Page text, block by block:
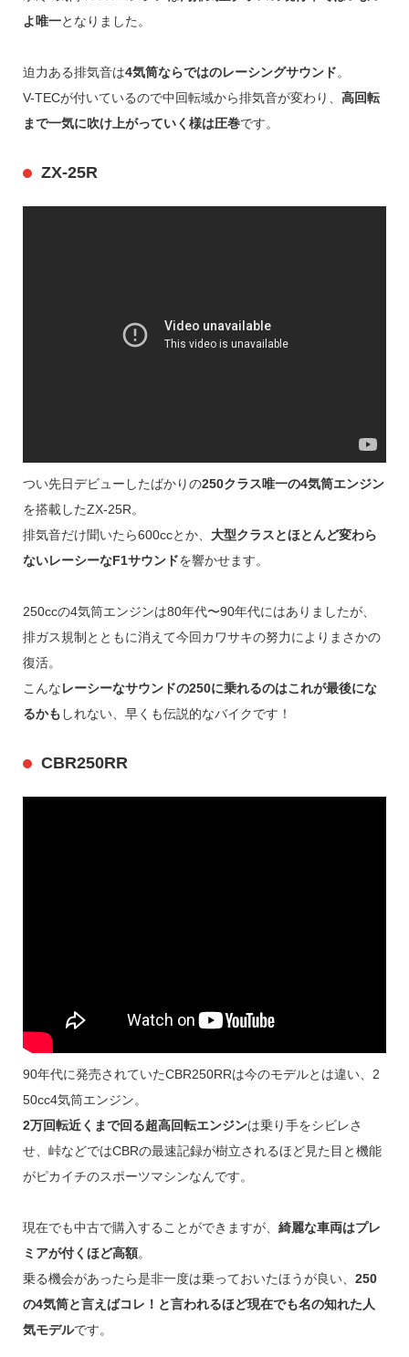
よ唯一となりました。
迫力ある排気音は4気筒ならではのレーシングサウンド。
V-TECが付いているので中回転域から排気音が変わり、 高回転
まで一気に吹け上がっていく様は圧巻です。
ZX-25R
つい先日デビューしたばかりの250クラス唯一の4気筒エンジン
を搭載したZX-25R。
排気音だけ聞いたら600ccとか、 大型クラスとほとんど変わら
ないレーシーなF1サウンドを響かせます。
250ccの4気筒エンジンは80年代〜90年代にはありましたが、
排ガス規制とともに消えて今回カワサキの努力によりまさかの
復活。
こんなレーシーなサウンドの250に乗れるのはこれが最後にな
るかも しれない、早くも伝説的なバイクです！
CBR250RR
90年代に発売されていたCBR250RRは今のモデルとは違い、2
50cc4気筒エンジン。
2万回転近くまで回る超高回転エンジンは乗り手をシビレさ
せ、峠などではCBRの最速記録が樹立されるほど見た目と機能
がピカイチのスポーツマシンなんです。
現在でも中古で購入することができますが、 綺麗な車両はプレ
ミアが付くほど高額。
乗る機会があったら是非一度は乗っておいたほうが良い、 250
の4気筒と言えばコレ！と言われるほど現在でも名の知れた人
気モデルです。